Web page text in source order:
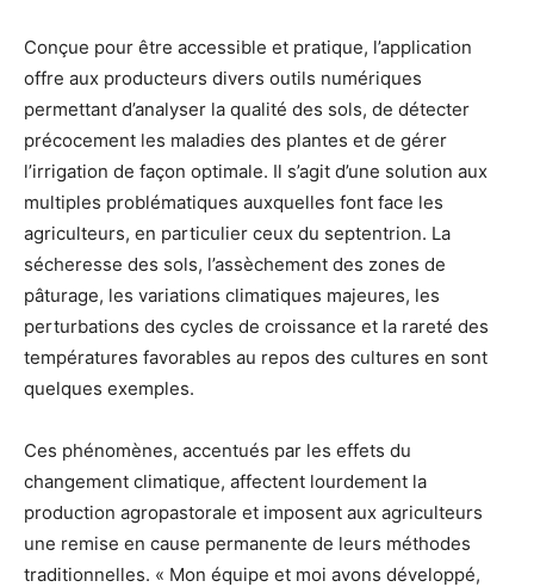
Conçue pour être accessible et pratique, l’application
offre aux producteurs divers outils numériques
permettant d’analyser la qualité des sols, de détecter
précocement les maladies des plantes et de gérer
l’irrigation de façon optimale. Il s’agit d’une solution aux
multiples problématiques auxquelles font face les
agriculteurs, en particulier ceux du septentrion. La
sécheresse des sols, l’assèchement des zones de
pâturage, les variations climatiques majeures, les
perturbations des cycles de croissance et la rareté des
températures favorables au repos des cultures en sont
quelques exemples.
Ces phénomènes, accentués par les effets du
changement climatique, affectent lourdement la
production agropastorale et imposent aux agriculteurs
une remise en cause permanente de leurs méthodes
traditionnelles. « Mon équipe et moi avons développé,